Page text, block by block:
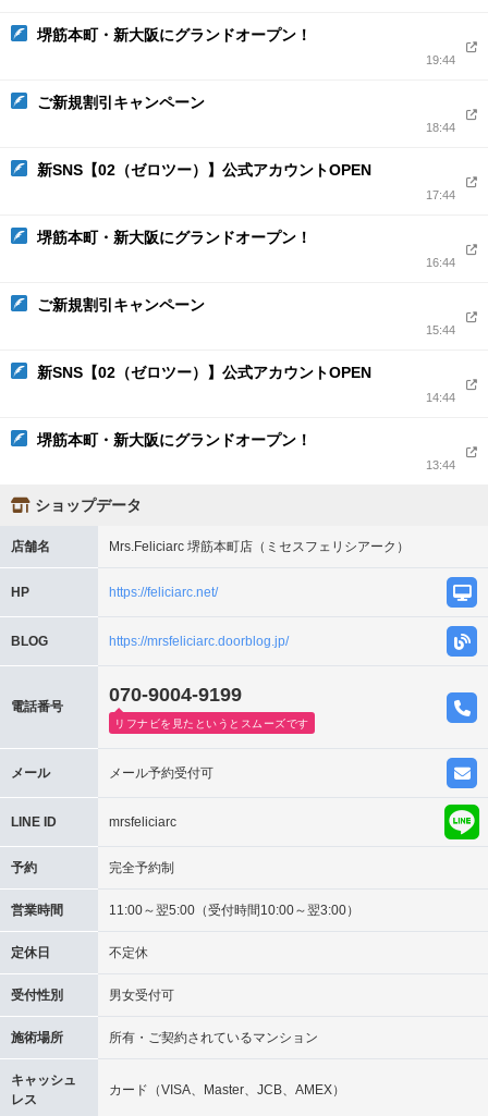
堺筋本町・新大阪にグランドオープン！
19:44
ご新規割引キャンペーン
18:44
新SNS【02（ゼロツー）】公式アカウントOPEN
17:44
堺筋本町・新大阪にグランドオープン！
16:44
ご新規割引キャンペーン
15:44
新SNS【02（ゼロツー）】公式アカウントOPEN
14:44
堺筋本町・新大阪にグランドオープン！
13:44
ショップデータ
店舗名 Mrs.Feliciarc 堺筋本町店（ミセスフェリシアーク）
HP https://feliciarc.net/
BLOG https://mrsfeliciarc.doorblog.jp/
電話番号
070-9004-9199
リフナビを見たというとスムーズです
メール メール予約受付可
LINE ID mrsfeliciarc
予約 完全予約制
営業時間 11:00～翌5:00（受付時間10:00～翌3:00）
定休日 不定休
受付性別 男女受付可
施術場所 所有・ご契約されているマンション
キャッシュ
レス
カード（VISA、Master、JCB、AMEX）